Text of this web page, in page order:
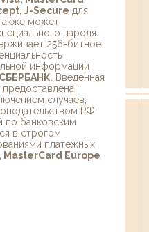
J-Secure для
может
пароля.
256-битное
информации
. Введенная
случаев,
РФ.
по банковским
в строгом
платежных
MasterCard Europe